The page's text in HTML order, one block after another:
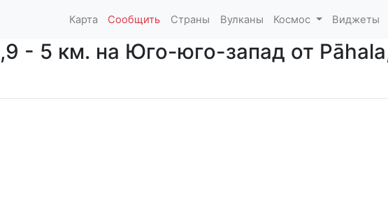
Карта Сообщить Страны Вулканы Космос Виджеты
- 5 км. на Юго-юго-запад от